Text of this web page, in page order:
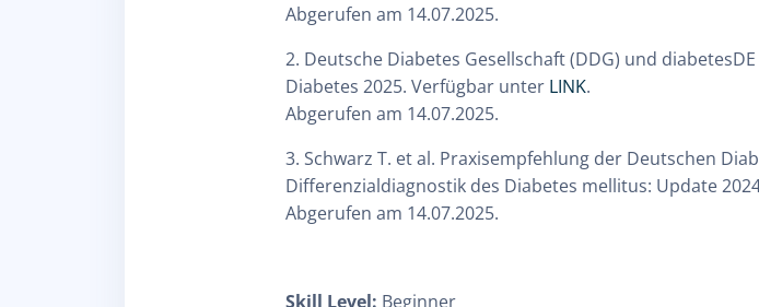
Abgerufen am 14.07.2025.
2. Deutsche Diabetes Gesellschaft (DDG) und
Diabetes 2025. Verfügbar unter LINK.
Abgerufen am 14.07.2025.
3. Schwarz T. et al. Praxisempfehlung der Deutschen
Differenzialdiagnostik des Diabetes mellitus: Update
Abgerufen am 14.07.2025.
Skill Level: Beginner